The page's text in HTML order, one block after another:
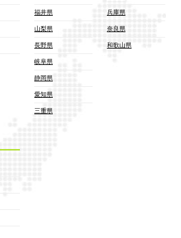
福井県
山梨県
長野県
岐阜県
静岡県
愛知県
三重県
兵庫県
奈良県
和歌山県